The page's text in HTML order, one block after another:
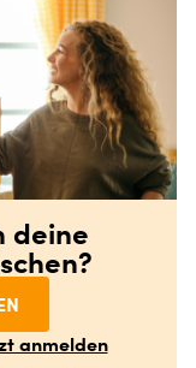
deine
anmelden